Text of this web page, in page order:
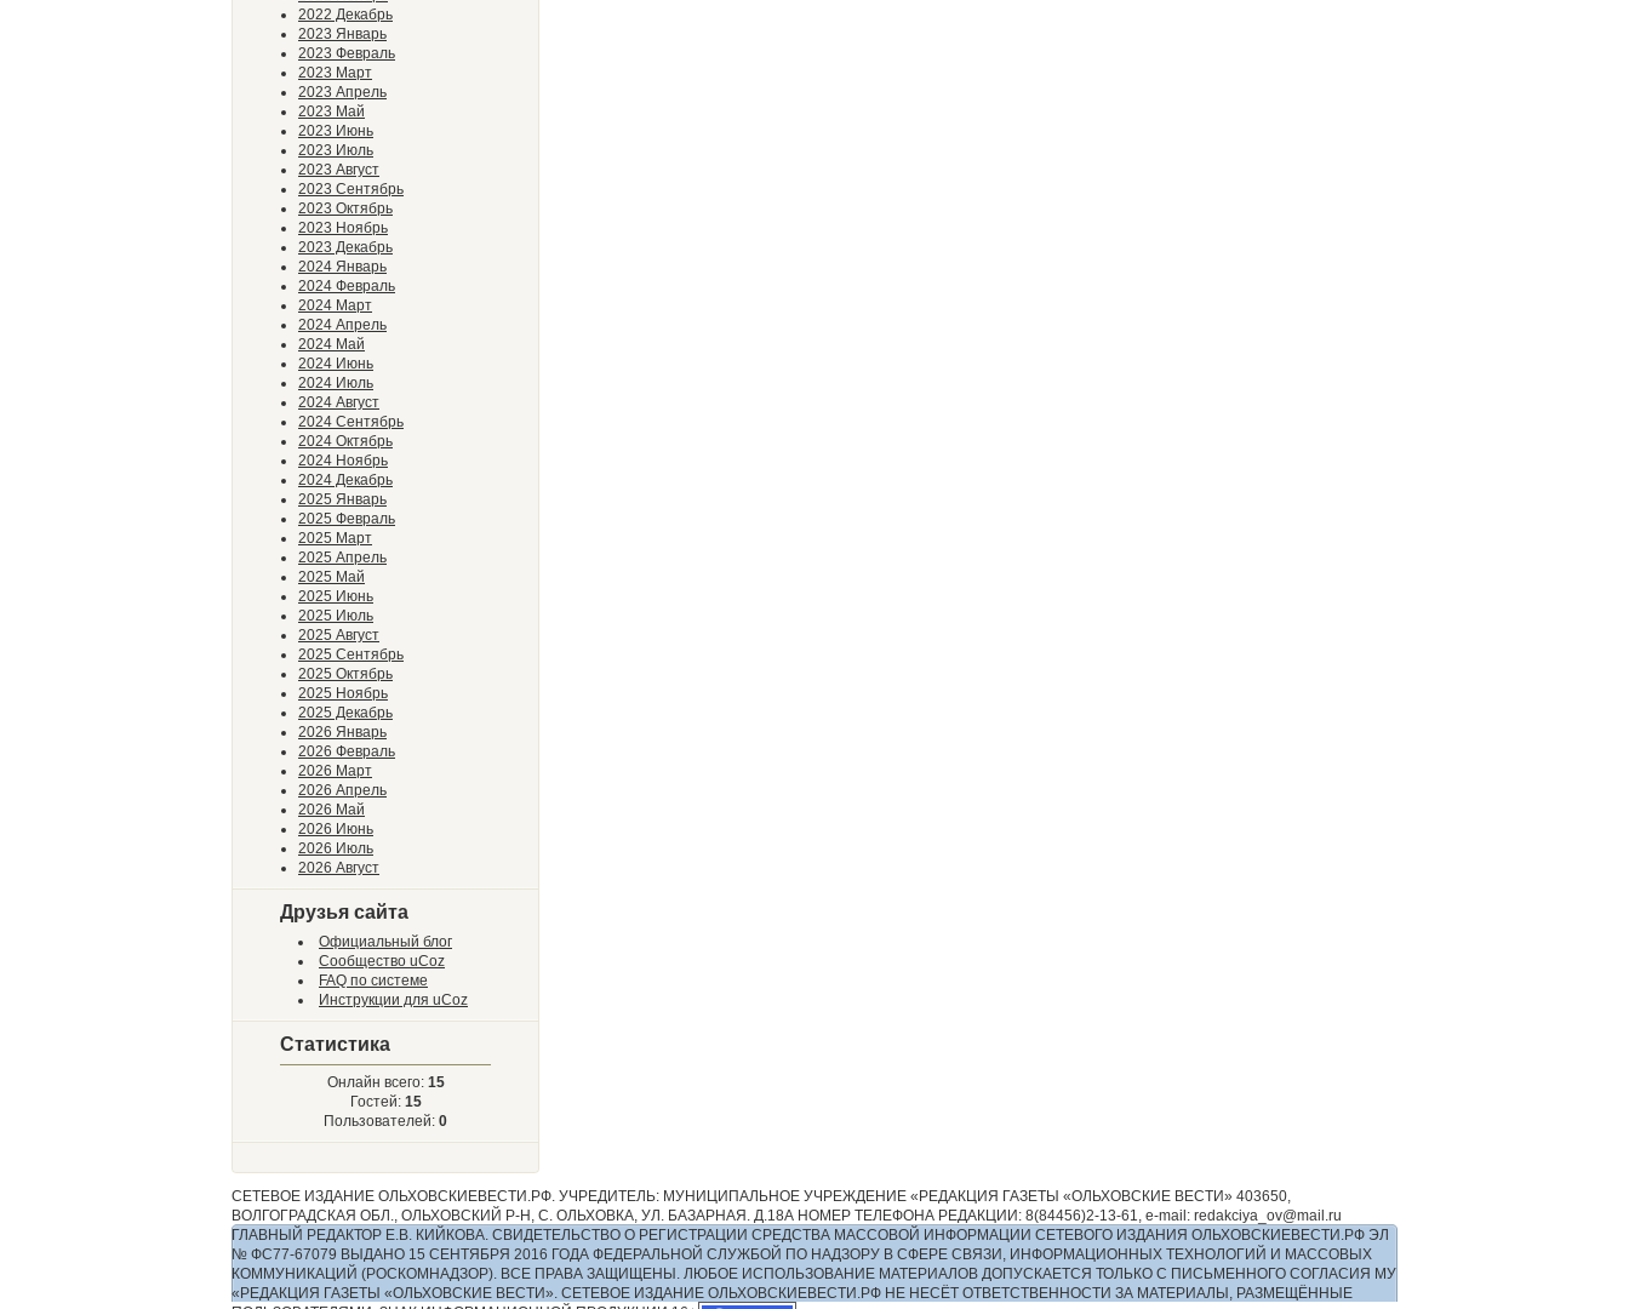
2022 Декабрь
2023 Январь
2023 Февраль
2023 Март
2023 Апрель
2023 Май
2023 Июнь
2023 Июль
2023 Август
2023 Сентябрь
2023 Октябрь
2023 Ноябрь
2023 Декабрь
2024 Январь
2024 Февраль
2024 Март
2024 Апрель
2024 Май
2024 Июнь
2024 Июль
2024 Август
2024 Сентябрь
2024 Октябрь
2024 Ноябрь
2024 Декабрь
2025 Январь
2025 Февраль
2025 Март
2025 Апрель
2025 Май
2025 Июнь
2025 Июль
2025 Август
2025 Сентябрь
2025 Октябрь
2025 Ноябрь
2025 Декабрь
2026 Январь
2026 Февраль
2026 Март
2026 Апрель
2026 Май
2026 Июнь
2026 Июль
2026 Август
Друзья сайта
Официальный блог
Сообщество uCoz
FAQ по системе
Инструкции для uCoz
Статистика
Онлайн всего: 15
Гостей: 15
Пользователей: 0
СЕТЕВОЕ ИЗДАНИЕ ОЛЬХОВСКИЕВЕСТИ.РФ. УЧРЕДИТЕЛЬ: МУНИЦИПАЛЬНОЕ УЧРЕЖДЕНИЕ «РЕДАКЦИЯ ГАЗЕТЫ «ОЛЬХОВСКИЕ ВЕСТИ» 403650,
ВОЛГОГРАДСКАЯ ОБЛ., ОЛЬХОВСКИЙ Р-Н, С. ОЛЬХОВКА, УЛ. БАЗАРНАЯ. Д.18А НОМЕР ТЕЛЕФОНА РЕДАКЦИИ: 8(84456)2-13-61, e-mail: redakciya_ov@mail.ru
ГЛАВНЫЙ РЕДАКТОР Е.В. КИЙКОВА. СВИДЕТЕЛЬСТВО О РЕГИСТРАЦИИ СРЕДСТВА МАССОВОЙ ИНФОРМАЦИИ СЕТЕВОГО ИЗДАНИЯ ОЛЬХОВСКИЕВЕСТИ.РФ ЭЛ
№ ФС77-67079 ВЫДАНО 15 СЕНТЯБРЯ 2016 ГОДА ФЕДЕРАЛЬНОЙ СЛУЖБОЙ ПО НАДЗОРУ В СФЕРЕ СВЯЗИ, ИНФОРМАЦИОННЫХ ТЕХНОЛОГИЙ И МАССОВЫХ
КОММУНИКАЦИЙ (РОСКОМНАДЗОР). ВСЕ ПРАВА ЗАЩИЩЕНЫ. ЛЮБОЕ ИСПОЛЬЗОВАНИЕ МАТЕРИАЛОВ ДОПУСКАЕТСЯ ТОЛЬКО С ПИСЬМЕННОГО СОГЛАСИЯ МУ
«РЕДАКЦИЯ ГАЗЕТЫ «ОЛЬХОВСКИЕ ВЕСТИ». СЕТЕВОЕ ИЗДАНИЕ ОЛЬХОВСКИЕВЕСТИ.РФ НЕ НЕСЁТ ОТВЕТСТВЕННОСТИ ЗА МАТЕРИАЛЫ, РАЗМЕЩЁННЫЕ